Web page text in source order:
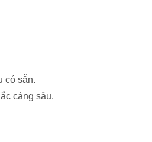
có sẵn.
càng sâu.